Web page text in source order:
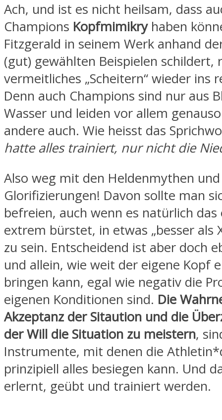
Ach, und ist es nicht heilsam, dass
Champions Kopfmimikryhaben
Fitzgerald in seinem Werk anhand
(gut) gewählten Beispielen schildert,
vermeitliches „Scheitern“ wieder ins
Denn auch Champions sind nur aus
Wasser und leiden vor allem
andere auch. Wie heisst das
hatte alles trainiert, nur nicht die
Also weg mit den Heldenmythen und
Glorifizierungen! Davon sollte man
befreien, auch wenn es natürlich das
extrem bürstet, in etwas „besser als
zu sein. Entscheidend ist aber doch
und allein, wie weit der eigene Kopf
bringen kann, egal wie negativ die
eigenen Konditionen sind. Die
Akzeptanz der Sitaution und die
der Will die Situation zu meistern,
Instrumente, mit denen die
prinzipiell alles besiegen kann. Und
erlernt, geübt und trainiert werden.